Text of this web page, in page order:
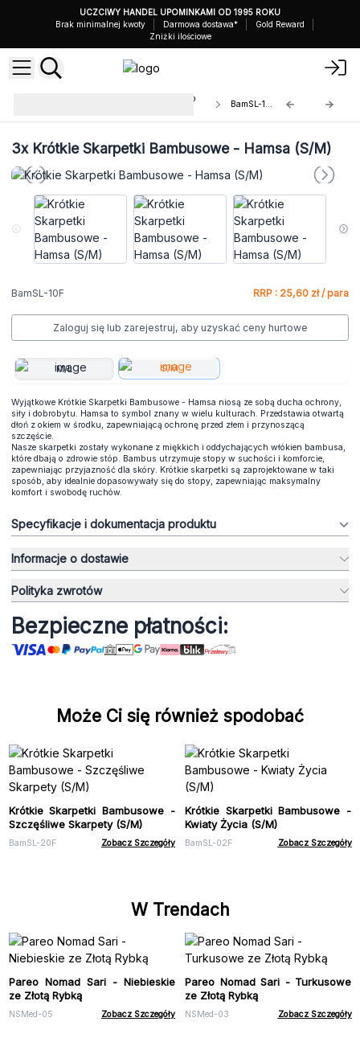
UCZCIWY HANDEL UPOMINKAMI OD 1995 ROKU
Brak minimalnej kwoty
Darmowa dostawa*
Gold Reward
Zniżki ilościowe
Krótkie Skarpetki Bambusowe Hop
BamSL-10F
3xKrótkie Skarpetki Bambusowe - Hamsa (S/M)
BamSL-10F RRP : 25,60 zł / para
Zaloguj się lub zarejestruj, aby uzyskać ceny hurtowe
M/L S/M
Wyjątkowe Krótkie Skarpetki Bambusowe - Hamsa niosą ze sobą ducha ochrony,
siły i dobrobytu. Hamsa to symbol znany w wielu kulturach. Przedstawia otwartą
dłoń z okiem w środku, zapewniającą ochronę przed złem i przynoszącą
szczęście.
Nasze skarpetki zostały wykonane z miękkich i oddychających włókien bambusa,
które dbają o zdrowie stóp. Bambus utrzymuje stopy w suchości i komforcie,
zapewniając przyjazność dla skóry. Krótkie skarpetki są zaprojektowane w taki
sposób, aby idealnie dopasowywały się do stopy, zapewniając maksymalny
komfort i swobodę ruchów.
Specyfikacje i dokumentacja produktu
Informacje o dostawie
Polityka zwrotów
Bezpieczne płatności:
Może Ci się również spodobać
Krótkie Skarpetki Bambusowe -
Szczęśliwe Skarpety (S/M)
BamSL-20F Zobacz Szczegóły
Krótkie Skarpetki Bambusowe -
Kwiaty Życia (S/M)
BamSL-02F Zobacz Szczegóły
W Trendach
Pareo Nomad Sari - Niebieskie
ze Złotą Rybką
NSMed-05 Zobacz Szczegóły
Pareo Nomad Sari - Turkusowe
ze Złotą Rybką
NSMed-03 Zobacz Szczegóły